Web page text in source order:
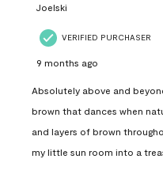
Joelski
VERIFIED PURCHASER
9 months ago
Absolutely above and
brown that dances when
and layers of brown
my little sun room into a